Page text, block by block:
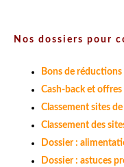
Nos dossiers pour
Bons de
Cash-back et
Classement sites
Classement des
Dossier :
Dossier : astuces